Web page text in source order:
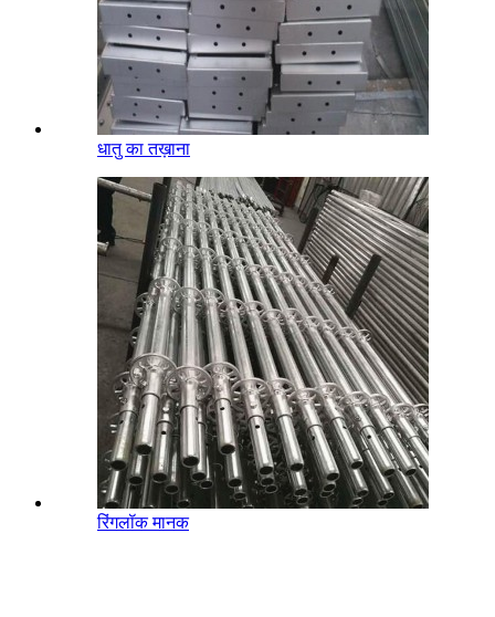
धातु का तख़ाना
रिंगलॉक मानक